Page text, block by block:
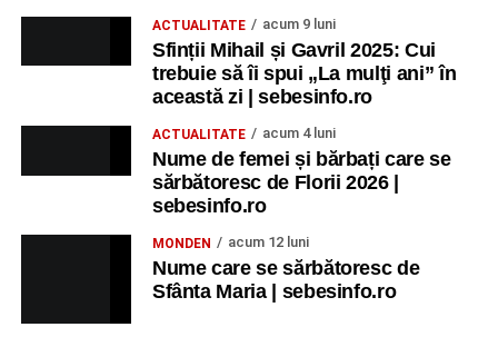
ACTUALITATE acum 9 luni
Sfinții Mihail și Gavril 2025: Cui
trebuie să îi spui „La mulţi ani” în
această zi | sebesinfo.ro
ACTUALITATE acum 4 luni
Nume de femei și bărbați care se
sărbătoresc de Florii 2026 |
sebesinfo.ro
MONDEN acum 12 luni
Nume care se sărbătoresc de
Sfânta Maria | sebesinfo.ro